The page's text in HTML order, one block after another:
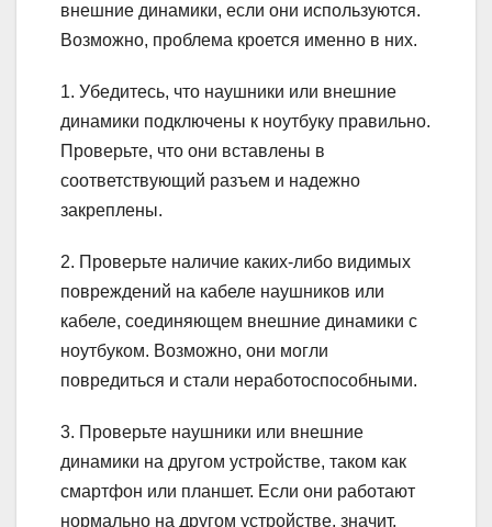
внешние динамики, если они используются.
Возможно, проблема кроется именно в них.
1. Убедитесь, что наушники или внешние
динамики подключены к ноутбуку правильно.
Проверьте, что они вставлены в
соответствующий разъем и надежно
закреплены.
2. Проверьте наличие каких-либо видимых
повреждений на кабеле наушников или
кабеле, соединяющем внешние динамики с
ноутбуком. Возможно, они могли
повредиться и стали неработоспособными.
3. Проверьте наушники или внешние
динамики на другом устройстве, таком как
смартфон или планшет. Если они работают
нормально на другом устройстве, значит,